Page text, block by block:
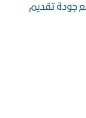
جودة تقديم